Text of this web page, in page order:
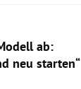
ab:
neu starten“